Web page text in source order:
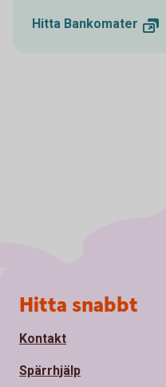
Hitta Bankomater
Sidfot
Hitta snabbt
Kontakt
Spärrhjälp